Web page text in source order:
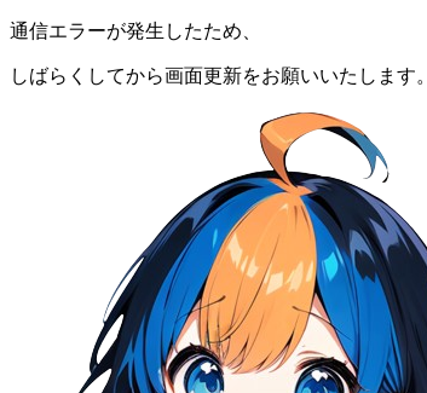
通信エラーが発生したため、
しばらくしてから画面更新をお願いいたします。